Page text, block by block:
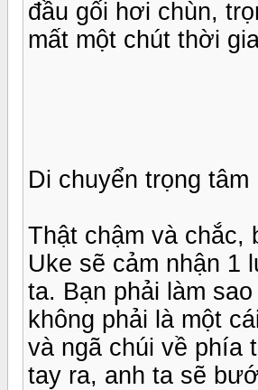
đầu gối hơi chùn,
mất một chút thời
Di chuyển trọng tâm
Thật chậm và chắc,
Uke sẽ cảm nhận 1
ta. Bạn phải làm
không phải là một
và ngã chúi về phía
tay ra, anh ta sẽ